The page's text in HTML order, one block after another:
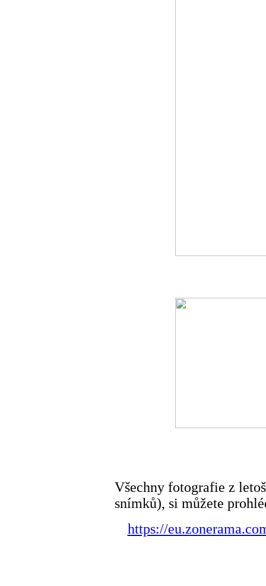
Všechny fotografie z
snímků), si můžete
https://